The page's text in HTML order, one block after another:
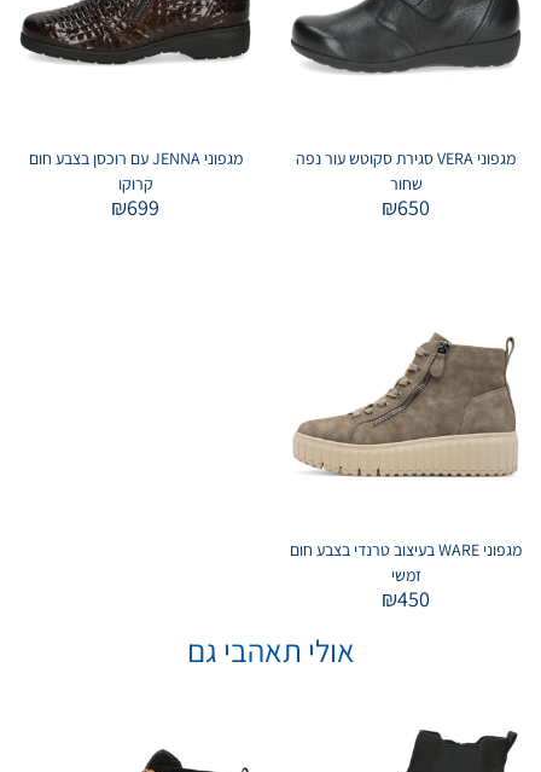
מגפוני VERA סגירת סקוטש עור נפה
שחור
₪650
מגפוני JENNA עם רוכסן בצבע חום
קרוקו
₪699
מגפוני WARE בעיצוב טרנדי בצבע חום
זמשי
₪450
אולי תאהבי גם